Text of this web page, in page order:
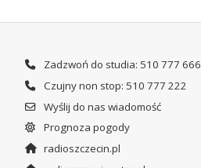
Zadzwoń do studia: 510 777 666
Czujny non stop: 510 777 222
Wyślij do nas wiadomość
Prognoza pogody
radioszczecin.pl